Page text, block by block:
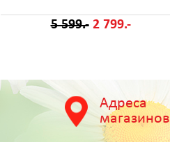
5 599.- 2 799.-
Адреса
магазинов